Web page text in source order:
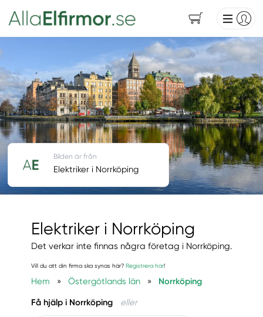
Elektriker i Norrköping
Det verkar inte finnas några företag i Norrköping.
Vill du att din firma ska synas här? Registrera här!
Hem » Östergötlands län » Norrköping
Få hjälp i Norrköping eller
Bilden är från
Elektriker i Norrköping